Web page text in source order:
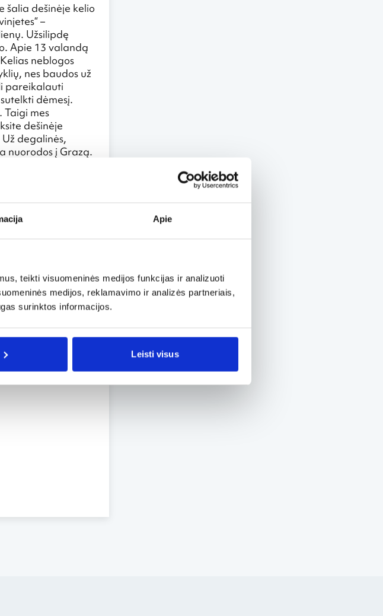
Apie
teikti visuomeninės medijos funkcijas ir analizuoti
medijos, reklamavimo ir analizės partneriais,
surinktos informacijos.
Leisti visus
šalia dešinėje kelio
–
Užsilipdę
Apie 13 valandą
neblogos
nes baudos už
pareikalauti
dėmesį.
Taigi mes
dešinėje
degalinės,
nuorodos į Grazą.
Italijos. Šiame
nei Italijoje.
120km/valandą
postus, kur
20valandą
eurų. Nuo